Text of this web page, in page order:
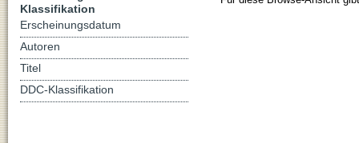
Klassifikation
Erscheinungsdatum
Autoren
Titel
DDC-Klassifikation